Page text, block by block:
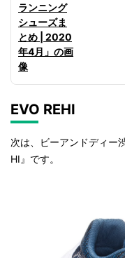
EVO REHI
次は、ビーアンドディー
HI』です。